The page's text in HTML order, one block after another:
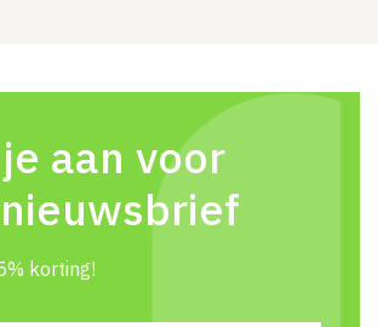
aan voor
korting!